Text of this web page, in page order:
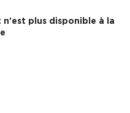
plus disponible à la